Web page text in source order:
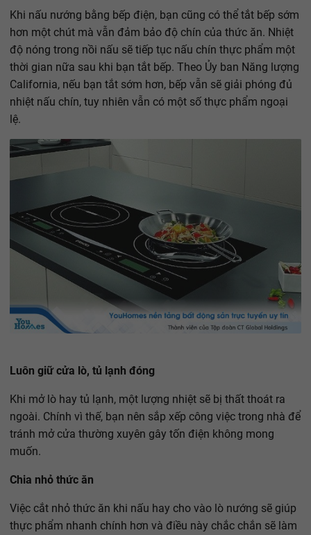
Khi nấu nướng bằng bếp điện, bạn cũng có thể tắt bếp sớm
hơn một chút mà vẫn đảm bảo độ chín của thức ăn. Nhiệt
độ nóng trong nồi nấu sẽ tiếp tục nấu chín thực phẩm một
thời gian nữa sau khi bạn tắt bếp. Theo Ủy ban Năng lượng
California, nếu bạn tắt sớm hơn, bếp vẫn sẽ giải phóng đủ
nhiệt nấu chín, tuy nhiên vẫn có một số thực phẩm ngoại
lệ.
Luôn giữ cửa lò, tủ lạnh đóng
Khi mở lò hay tủ lạnh, một lượng nhiệt sẽ bị thất thoát ra
ngoài. Chính vì thế, bạn nên sắp xếp công việc trong nhà để
tránh mở cửa thường xuyên gây tốn điện không mong
muốn.
Chia nhỏ thức ăn
Việc cắt nhỏ thức ăn khi nấu hay cho vào lò nướng sẽ giúp
thực phẩm nhanh chính hơn và điều này chắc chắn sẽ làm